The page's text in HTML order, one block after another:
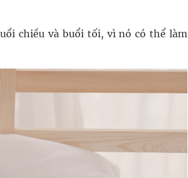
chiều và buổi tối, vì nó có thể làm